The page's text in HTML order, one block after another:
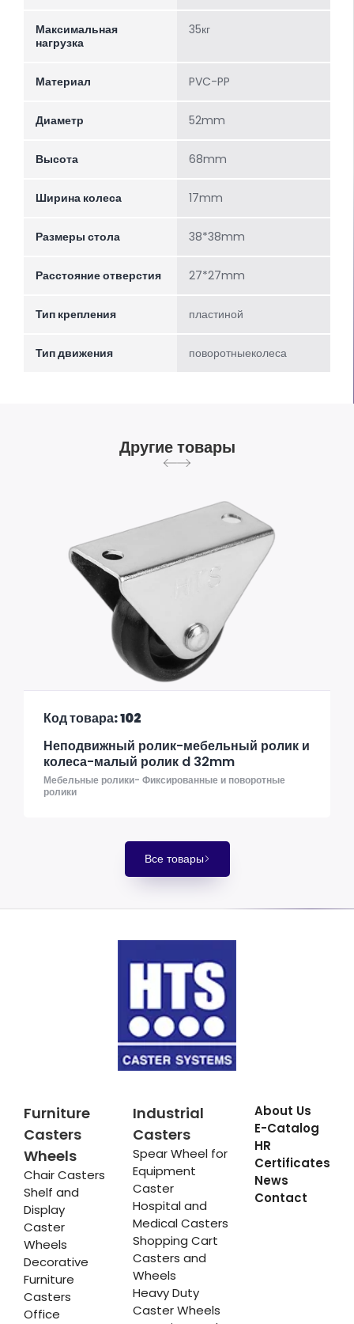
Максимальная
нагрузка
35кг
Материал PVC-PP
Диаметр 52mm
Высота 68mm
Ширина колеса 17mm
Размеры стола 38*38mm
Расстояние отверстия 27*27mm
Тип крепления пластиной
Тип движения поворотныеколеса
Другие товары
Код товара: 102
Неподвижный ролик-мебельный ролик и
колеса-малый ролик d 32mm
Мебельные ролики- Фиксированные и поворотные
ролики
Все товары
Furniture
Casters
Wheels
Chair Casters
Shelf and
Display
Caster
Wheels
Decorative
Furniture
Casters
Office
Industrial
Casters
Spear Wheel for
Equipment
Caster
Hospital and
Medical Casters
Shopping Cart
Casters and
Wheels
Heavy Duty
Caster Wheels
About Us
E-Catalog
HR
Certificates
News
Contact